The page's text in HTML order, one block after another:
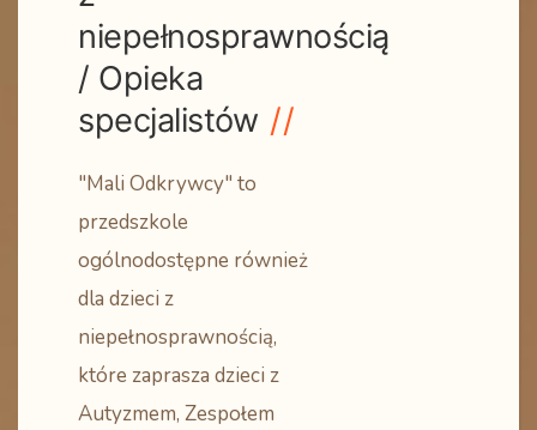
niepełnosprawnością
/ Opieka
specjalistów
"Mali Odkrywcy" to
przedszkole
ogólnodostępne również
dla dzieci z
niepełnosprawnością,
które zaprasza dzieci z
Autyzmem, Zespołem